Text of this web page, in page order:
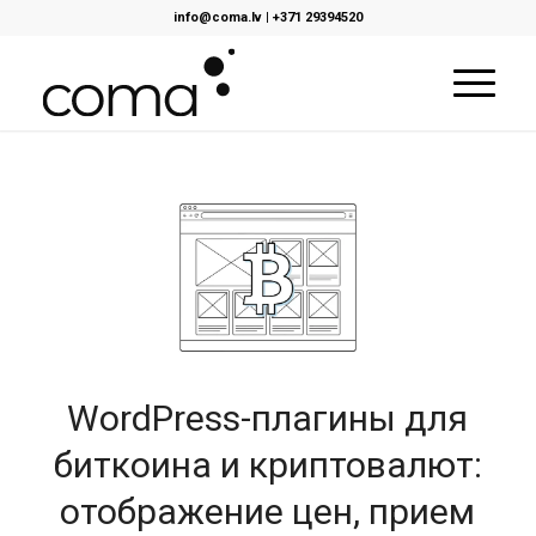
info@coma.lv| +371 29394520
WordPress-плагины для
биткоина и криптовалют:
отображение цен, прием